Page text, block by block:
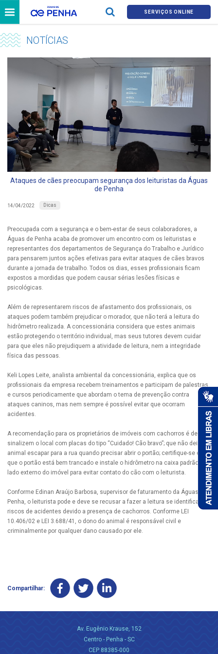
SERVIÇOS ONLINE
NOTÍCIAS
Ataques de cães preocupam segurança dos leituristas da Águas
de Penha
14/04/2022 Dicas
Preocupada com a segurança e o bem-estar de seus colaboradores, a
Águas de Penha acaba de promover um encontro com os leituristas e
representantes dos departamentos de Segurança do Trabalho e Jurídico
para pensarem juntos ações efetivas para evitar ataques de cães bravos
durante a jornada de trabalho. Todos os dias, esses profissionais ficam
expostos a mordidas que podem causar sérias lesões físicas e
psicológicas.
Além de representarem riscos de afastamento dos profissionais, os
ataques podem também prejudicar o morador, que não terá a leitura do
hidrômetro realizada. A concessionária considera que estes animais
estão protegendo o território individual, mas seus tutores devem cuidar
para que eles não prejudiquem a atividade de leitura, nem a integridade
física das pessoas.
Keli Lopes Leite, analista ambiental da concessionária, explica que os
profissionais da empresa recebem treinamentos e participam de palestras
e cursos periodicamente que abordam o tema de prevenção contra
ataques caninos, mas nem sempre é possível evitar que ocorram
acidentes.
A recomendação para os proprietários de imóveis com cachorros é de que
sinalizem o local com placas do tipo “Cuidado! Cão bravo”; que não deixe o
animal escapar para a rua quando precisar abrir o portão; certifique-se de
que o portão está bem trancado e instale o hidrômetro na caixa padrão, do
lado externo do imóvel para evitar contato do cão com o leiturista.
Conforme Edinan Araújo Barbosa, supervisor de faturamento da Águas de
Penha, o leiturista pode e deve se recusar a fazer a leitura se identificar
riscos de acidentes devido a presença de cachorros. Conforme LEI
10.406/02 e LEI 3.688/41, o dono do animal é responsável civil e
criminalmente por qualquer dano causado por ele.
Compartilhar:
Av. Eugênio Krause, 152
Centro - Penha - SC
CEP 88385-000